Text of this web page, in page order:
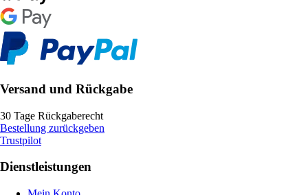
Versand und Rückgabe
30 Tage Rückgaberecht
Bestellung zurückgeben
Trustpilot
Dienstleistungen